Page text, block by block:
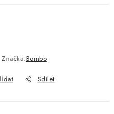
Značka:Bombo
Sdílet